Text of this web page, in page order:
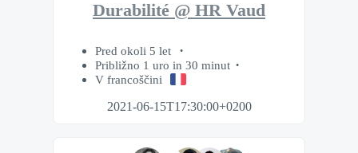
Durabilité @ HR Vaud
Pred okoli 5 let
Približno 1 uro in 30 minut
V francoščini
2021-06-15T17:30:00+0200